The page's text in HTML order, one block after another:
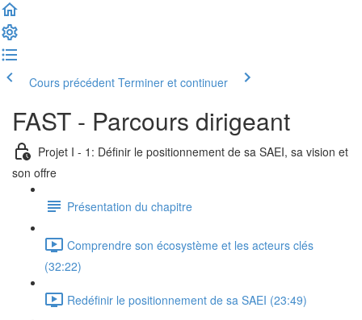
Cours précédent Terminer et continuer
FAST - Parcours dirigeant
Projet I - 1: Définir le positionnement de sa SAEI, sa vision et
son offre
Présentation du chapitre
Comprendre son écosystème et les acteurs clés
(32:22)
Redéfinir le positionnement de sa SAEI (23:49)